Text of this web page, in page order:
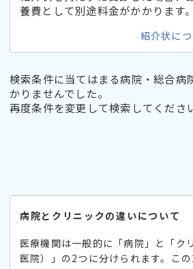
養費として別途料金がかかります。
紹介状に
検索条件に当てはまる病院・総合病
かりませんでした。
再度条件を変更して検索してくださ
病院とクリニックの違いについて
医療機関は一般的に「病院」と「ク
医院）」の2つに分けられます。こ